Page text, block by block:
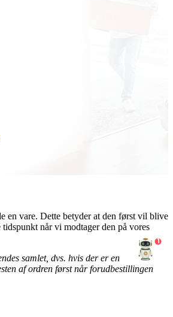
en vare. Dette betyder at den først vil blive
tidspunkt når vi modtager den på vores
samlet, dvs. hvis der er en
af ordren først når forudbestillingen
1